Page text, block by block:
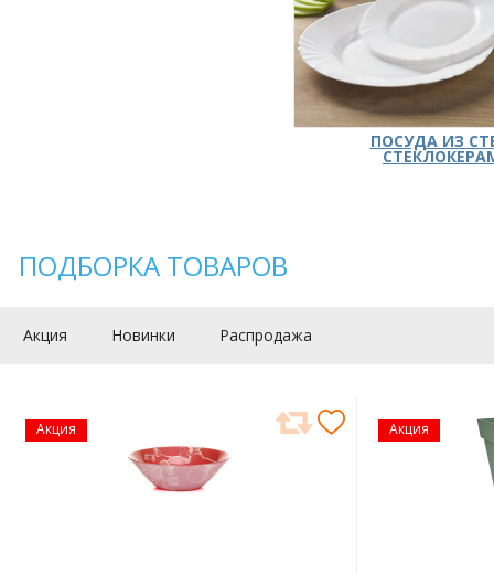
ПОСУДА ИЗ
ПОДБОРКА ТОВАРОВ
Акция Новинки Распродажа
Акция Акция